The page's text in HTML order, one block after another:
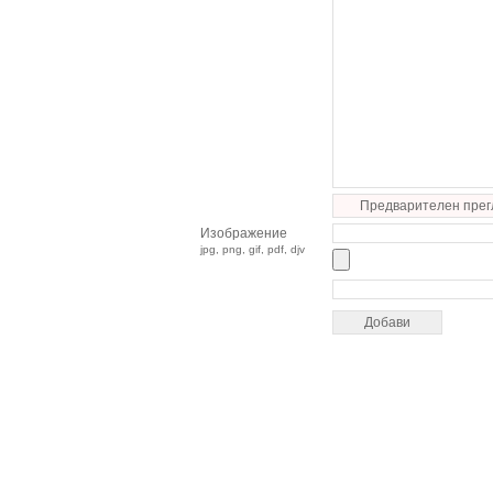
Предварителен
Изображение
jpg, png, gif, pdf, djv